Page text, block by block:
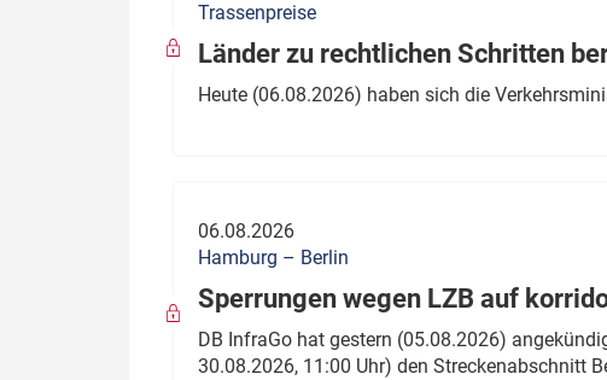
Politik
wen?
Thema des Monats
Dossier: Generalsanierung
Dossier: ETCS
Trassenpreise
Länder zu rechtlichen Schritten
Heute (06.08.2026) haben sich die
06.08.2026
Hamburg – Berlin
Sperrungen wegen LZB auf
DB InfraGo hat gestern (05.08.2026)
30.08.2026, 11:00 Uhr) den Streckenabschnitt